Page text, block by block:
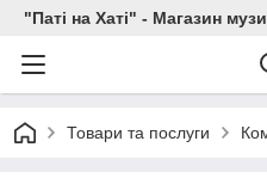
"Паті на Хаті" - Магазин
Товари та послуги